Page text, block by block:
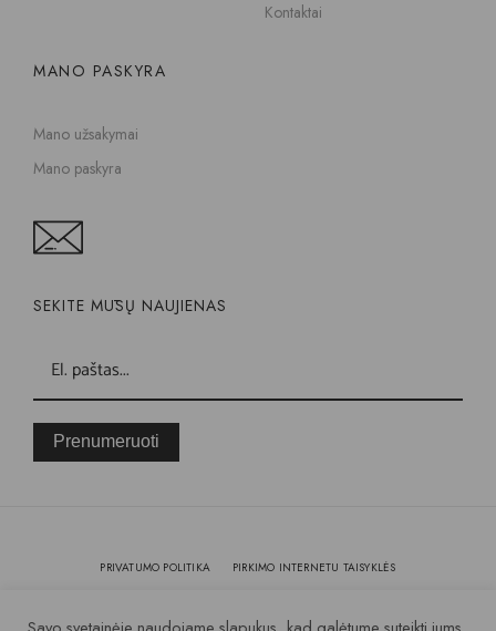
Kontaktai
MANO PASKYRA
Mano užsakymai
Mano paskyra
SEKITE MŪSŲ NAUJIENAS
Prenumeruoti
PRIVATUMO POLITIKA
PIRKIMO INTERNETU TAISYKLĖS